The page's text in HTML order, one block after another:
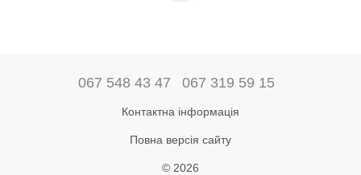
067 548 43 47 067 319 59 15
Контактна інформація
Повна версія сайту
© 2026